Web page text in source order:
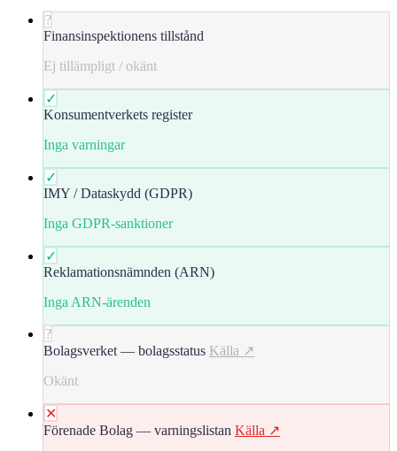
?
Finansinspektionens tillstånd
Ej tillämpligt / okänt
✓
Konsumentverkets register
Inga varningar
✓
IMY / Dataskydd (GDPR)
Inga GDPR-sanktioner
✓
Reklamationsnämnden (ARN)
Inga ARN-ärenden
?
Bolagsverket — bolagsstatus Källa ↗
Okänt
✕
Förenade Bolag — varningslistan Källa ↗